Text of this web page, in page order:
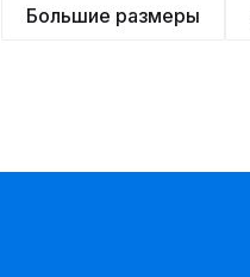
Большие размеры